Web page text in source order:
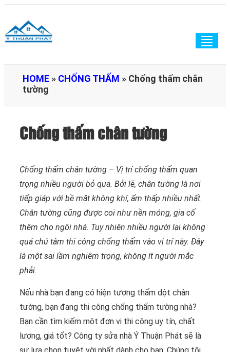
HOME » CHỐNG THẤM » Chống thấm chân
tường
Chống thấm chân tường
Chống thấm chân tường – Vị trí chống thấm quan
trọng nhiều người bỏ qua. Bởi lẽ, chân tường là nơi
tiếp giáp với bề mặt không khí, ẩm thấp nhiều nhất.
Chân tường cũng được coi như nền móng, gia cố
thêm cho ngôi nhà. Tuy nhiên nhiều người lại không
quá chú tâm thi công chống thấm vào vị trí này. Đây
là một sai lầm nghiêm trọng, không ít người mắc
phải.
Nếu nhà bạn đang có hiện tượng thấm dột chân
tường, bạn đang thi công chống thấm tường nhà?
Bạn cần tìm kiếm một đơn vị thi công uy tín, chất
lượng, giá tốt? Công ty sửa nhà Ý Thuận Phát sẽ là